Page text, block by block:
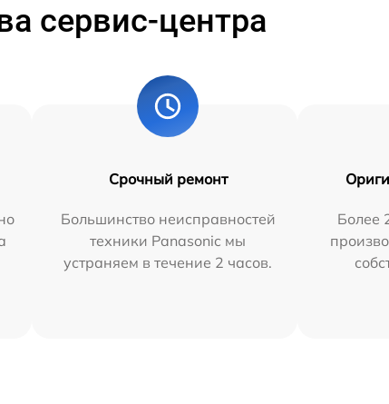
сервис-центра
Срочный ремонт
Большинство неисправностей
техники Panasonic мы
устраняем в течение 2 часов.
Более